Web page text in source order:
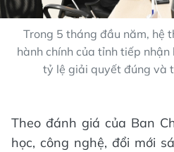
Trong 5 tháng đầu năm, hệ
hành chính của tỉnh tiếp
tỷ lệ giải quyết đúng và
Theo đánh giá của Ban
học, công nghệ, đổi mới